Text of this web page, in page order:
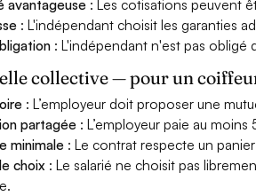
avantageuse : Les cotisations peuvent
: L'indépendant choisit les garanties
: L'indépendant n'est pas obligé
collective — pour un
: L’employeur doit proposer une
partagée : L’employeur paie au
minimale : Le contrat respecte un
choix : Le salarié ne choisit pas